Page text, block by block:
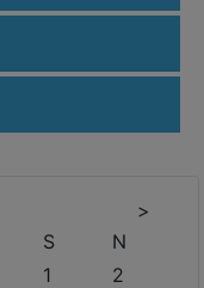
>
S
N
1
2